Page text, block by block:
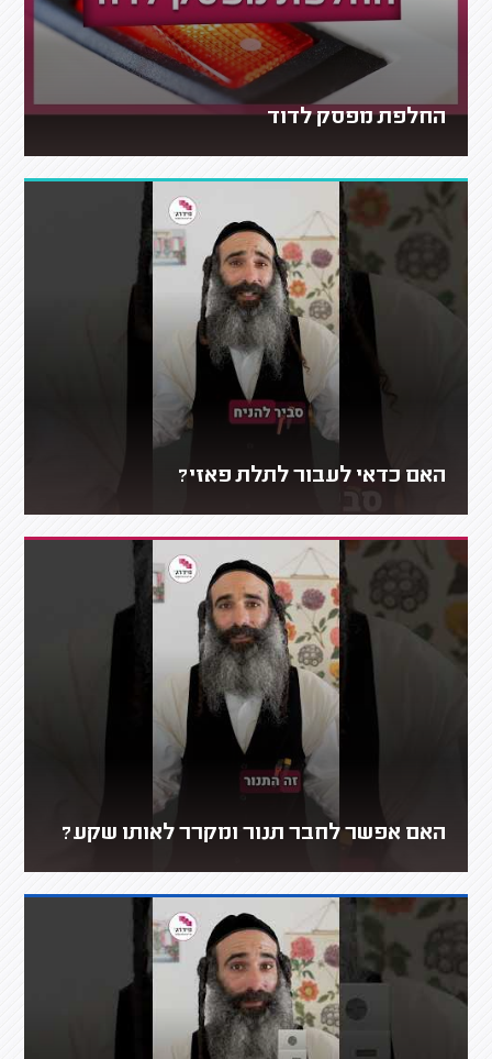
החלפת מפסק לדוד
האם כדאי לעבור לתלת פאזי?
האם אפשר לחבר תנור ומקרר לאותו שקע?